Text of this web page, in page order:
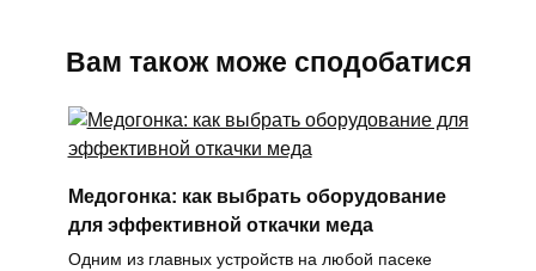
Вам також може сподобатися
Медогонка: как выбрать оборудование
для эффективной откачки меда
Одним из главных устройств на любой пасеке